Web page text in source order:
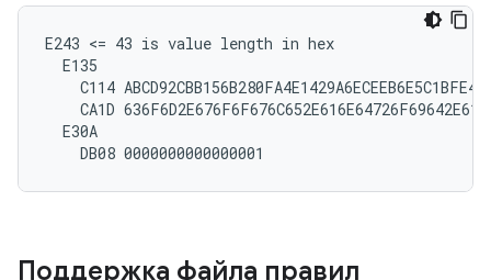
E243 <= 43 is value length in hex
  E135
    C114 ABCD92CBB156B280FA4E1429A6ECEEB6E5C1BFE4
CA1D
  E30A
Поддержка файла правил